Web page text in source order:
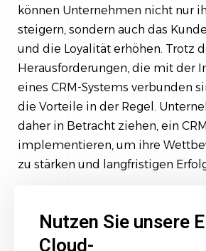
können Unternehmen nicht nur
steigern, sondern auch das
und die Loyalität erhöhen. Trotz
Herausforderungen, die mit der
eines CRM-Systems verbunden
die Vorteile in der Regel.
daher in Betracht ziehen, ein
implementieren, um ihre
zu stärken und langfristigen
Nutzen Sie unsere
Cloud-